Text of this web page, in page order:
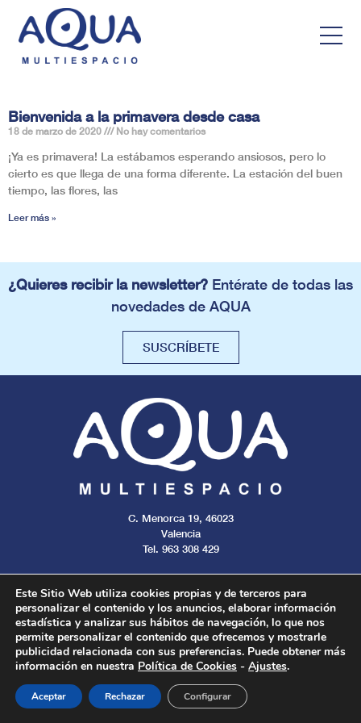
Bienvenida a la primavera desde casa
18 de marzo de 2020 No hay comentarios
¡Ya es primavera! La estábamos esperando ansiosos, pero lo
cierto es que llega de una forma diferente. La estación del buen
tiempo, las flores, las
Leer más »
¿Quieres recibir la newsletter? Entérate de todas las
novedades de AQUA
SUSCRÍBETE
C. Menorca 19, 46023
Valencia
Tel. 963 308 429
Todos los derechos reservados. 2024.
Aviso legal Cookies Privacidad
Este Sitio Web utiliza cookies propias y de terceros para
personalizar el contenido y los anuncios, elaborar información
estadística y analizar sus hábitos de navegación, lo que nos
permite personalizar el contenido que ofrecemos y mostrarle
publicidad relacionada con sus preferencias. Puede obtener más
información en nuestra Política de Cookies - Ajustes.
Aceptar Rechazar Configurar